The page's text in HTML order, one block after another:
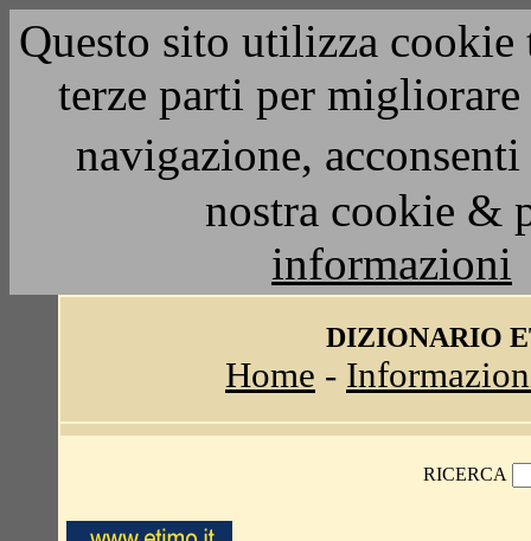
Questo sito utilizza
terze parti per
navigazione,
nostra cookie &
informazioni
DIZIONARIO
Home -
RICERCA